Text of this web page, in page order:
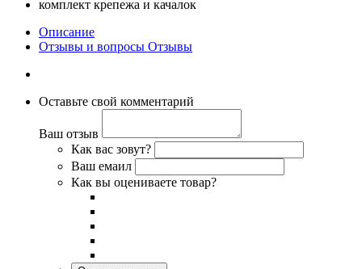
комплект крепежа и качалок
Описание
Отзывы и вопросы Отзывы
Оставьте свой комментарий
Ваш отзыв
Как вас зовут?
Ваш емаил
Как вы оцениваете товар?